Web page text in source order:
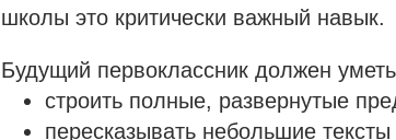
школы это критически важный навык.
Будущий первоклассник должен
строить полные, развернутые
пересказывать небольшие